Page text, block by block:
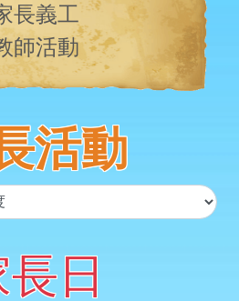
長義工
師活動
活動
日